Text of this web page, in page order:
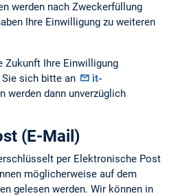
werden nach Zweckerfüllung
Ihre Einwilligung zu weiteren
Zukunft Ihre Einwilligung
sich bitte an
it-
werden dann unverzüglich
(E-Mail)
per Elektronische Post
möglicherweise auf dem
gelesen werden. Wir können in